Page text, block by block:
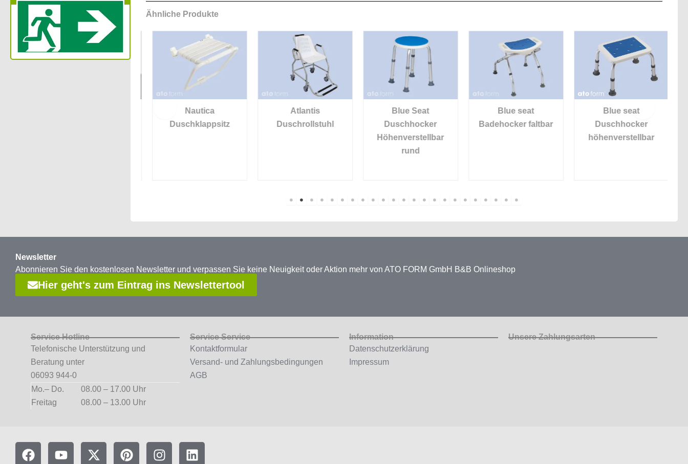
Ähnliche Produkte
Nautica
Duschklappsitz
Atlantis
Duschrollstuhl
Blue Seat
Duschhocker
Höhenverstellbar
rund
Blue seat
Badehocker faltbar
Blue seat
Duschhocker
höhenverstellbar
Newsletter
Abonnieren Sie den kostenlosen Newsletter und verpassen Sie keine Neuigkeit oder Aktion mehr von ATO FORM GmbH B&B Onlineshop
Hier geht's zum Eintrag ins Newslettertool
Service Hotline
Telefonische Unterstützung und
Beratung unter
06093 944-0
Mo.– Do.
08.00 – 17.00 Uhr
Freitag
08.00 – 13.00 Uhr
Service Service
Kontaktformular
Versand- und Zahlungsbedingungen
AGB
Information
Datenschutzerklärung
Impressum
Unsere Zahlungsarten
F
a
Y
o
X
-
P
i
I
n
L
i